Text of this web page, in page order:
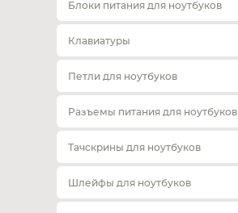
Блоки питания для ноутбуков
Клавиатуры
Петли для ноутбуков
Разъемы питания для ноутбуков
Тачскрины для ноутбуков
Шлейфы для ноутбуков